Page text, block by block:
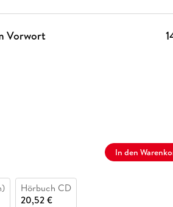
Vorwort
In den
Hörbuch CD
20,52 €